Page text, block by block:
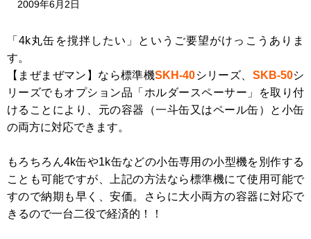
2009年6月2日
「4k丸缶を撹拌したい」というご要望がけっこうありま
す。
【まぜまぜマン】なら標準機SKH-40シリーズ、 SKB-50シ
リーズでもオプション品「ホルダースペーサー」を取り付
けることにより、元の容器（一斗缶又はペール缶）と小缶
の両方に対応できます。
もろちろん4k缶や1k缶などの小缶専用の小型機を別作する
ことも可能ですが、上記の方法なら標準機にて使用可能で
すので納期も早く、安価。さらに大小両方の容器に対応で
きるので一台二役で経済的！！